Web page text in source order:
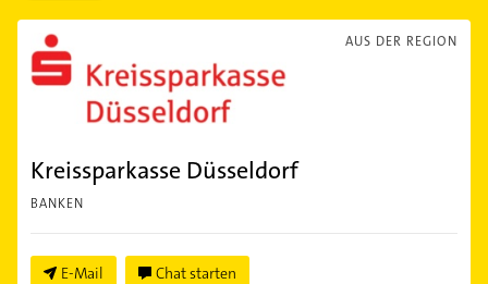
AUS DER REGION
Kreissparkasse Düsseldorf
BANKEN
E-Mail Chat starten